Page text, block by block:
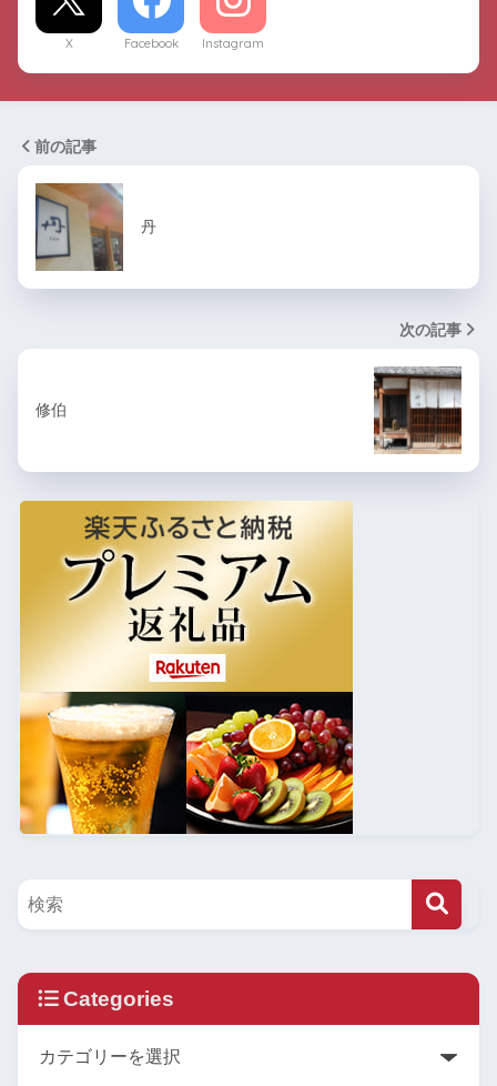
X Facebook Instagram
前の記事
丹
次の記事
修伯
Categories